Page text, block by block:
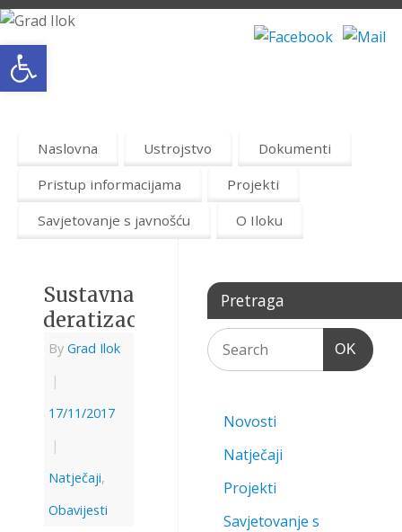
Naslovna Ustrojstvo Dokumenti
Pristup informacijama Projekti
Savjetovanje s javnošću O Iloku
Sustavna
deratizacija
By Grad Ilok
|
17/11/2017
|
Natječaji,
Obavijesti
Pretraga
OK
Novosti
Natječaji
Projekti
Savjetovanje s
Open toolbar